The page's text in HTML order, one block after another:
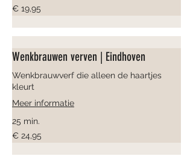
19,95
euro
€ 19,95
Wenkbrauwen verven | Eindhoven
Wenkbrauwverf die alleen de haartjes
kleurt
Meer informatie
25 min.
24,95
euro
€ 24,95